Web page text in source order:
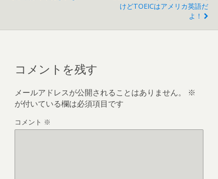
けどTOEICはアメリカ英語だ
よ！
コメントを残す
メールアドレスが公開されることはありません。
※
が付いている欄は必須項目です
コメント ※